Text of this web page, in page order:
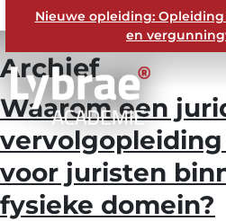
Nieuwe opleiding:
en
Archief
Waarom een
voor juristen
fysieke domein?